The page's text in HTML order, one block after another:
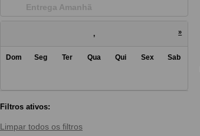
Entrega Amanh
, »
Dom Seg Ter Qua Qui Sex Sab
Filtros ativos:
Limpar todos os filtros